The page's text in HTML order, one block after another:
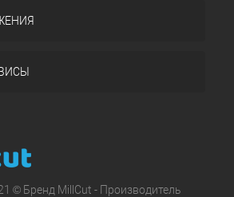
© Бренд MillCut - Производитель